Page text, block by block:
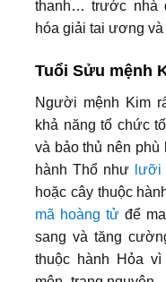
thanh… trước nhà
hóa giải tai ương
Tuổi Sửu mệnh
Người mệnh Kim
khả năng tổ chức
và bảo thủ nên phù
hành Thổ như
lưỡi
hoặc cây thuộc
mã hoàng tử để
sang và tăng
thuộc hành Hỏa